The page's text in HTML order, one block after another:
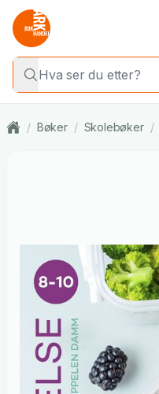
/ Bøker / Skolebøker /